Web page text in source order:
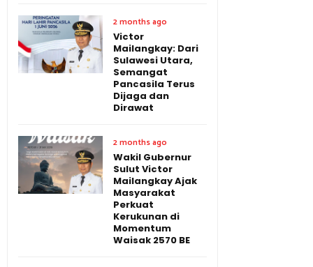
2 months ago
Victor
Mailangkay: Dari
Sulawesi Utara,
Semangat
Pancasila Terus
Dijaga dan
Dirawat
2 months ago
Wakil Gubernur
Sulut Victor
Mailangkay Ajak
Masyarakat
Perkuat
Kerukunan di
Momentum
Waisak 2570 BE